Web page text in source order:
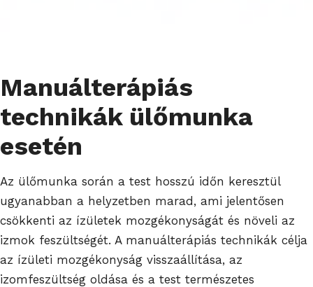
Manuálterápiás
technikák ülőmunka
esetén
Az ülőmunka során a test hosszú időn keresztül
ugyanabban a helyzetben marad, ami jelentősen
csökkenti az ízületek mozgékonyságát és növeli az
izmok feszültségét. A manuálterápiás technikák célja
az ízületi mozgékonyság visszaállítása, az
izomfeszültség oldása és a test természetes